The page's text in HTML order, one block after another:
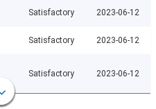
Satisfactory 2023-06-12
Satisfactory 2023-06-12
Satisfactory 2023-06-12